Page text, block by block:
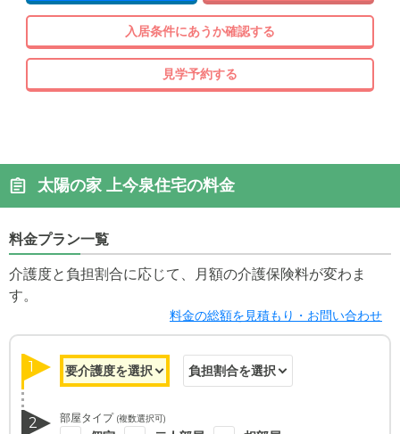
入居条件にあうか確認する
見学予約する
太陽の家 上今泉住宅の料金
料金プラン一覧
介護度と負担割合に応じて、月額の介護保険料が変わま
す。
料金の総額を見積もり・お問い合わせ
1
2 部屋タイプ (複数選択可)